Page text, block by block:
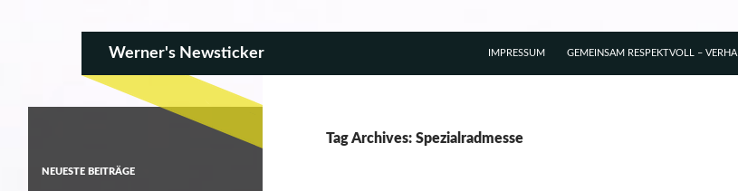
Werner's Newsticker GEMEINSAM RESPEKTVOLL –
IMPRESSUM
Tag Archives: Spezialradmesse
NEUESTE BEITRÄGE